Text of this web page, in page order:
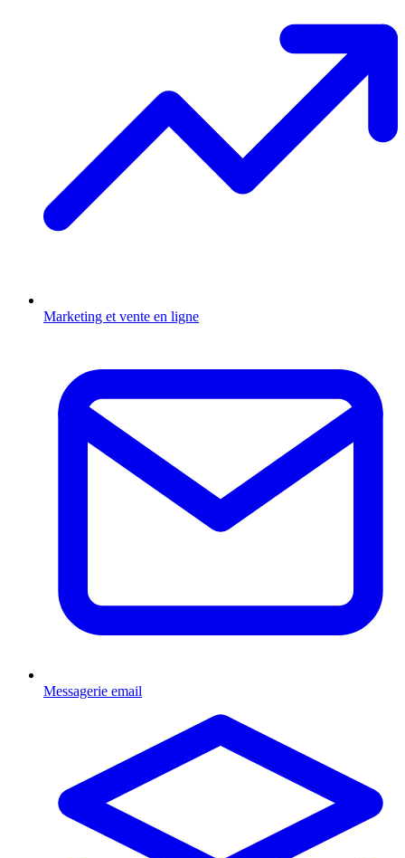
Marketing et vente en ligne
Messagerie email